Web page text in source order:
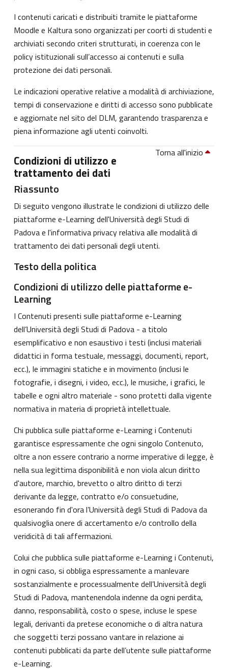
I contenuti caricati e distribuiti tramite le piattaforme
Moodle e Kaltura sono organizzati per coorti di studenti e
archiviati secondo criteri strutturati, in coerenza con le
policy istituzionali sull’accesso ai contenuti e sulla
protezione dei dati personali.
Le indicazioni operative relative a modalità di archiviazione,
tempi di conservazione e diritti di accesso sono pubblicate
e aggiornate nel sito del DLM, garantendo trasparenza e
piena informazione agli utenti coinvolti.
Torna all'inizio
Condizioni di utilizzo e
trattamento dei dati
Riassunto
Di seguito vengono illustrate le condizioni di utilizzo delle
piattaforme e-Learning dell'Università degli Studi di
Padova e l'informativa privacy relativa alle modalità di
trattamento dei dati personali degli utenti.
Testo della politica
Condizioni di utilizzo delle piattaforme e-
Learning
I Contenuti presenti sulle piattaforme e-Learning
dell’Università degli Studi di Padova - a titolo
esemplificativo e non esaustivo i testi (inclusi materiali
didattici in forma testuale, messaggi, documenti, report,
ecc.), le immagini statiche e in movimento (inclusi le
fotografie, i disegni, i video, ecc.), le musiche, i grafici, le
tabelle e ogni altro materiale - sono protetti dalla vigente
normativa in materia di proprietà intellettuale.
Chi pubblica sulle piattaforme e-Learning i Contenuti
garantisce espressamente che ogni singolo Contenuto,
oltre a non essere contrario a norme imperative di legge, è
nella sua legittima disponibilità e non viola alcun diritto
d'autore, marchio, brevetto o altro diritto di terzi
derivante da legge, contratto e/o consuetudine,
esonerando fin d'ora l’Università degli Studi di Padova da
qualsivoglia onere di accertamento e/o controllo della
veridicità di tali affermazioni.
Colui che pubblica sulle piattaforme e-Learning i Contenuti,
in ogni caso, si obbliga espressamente a manlevare
sostanzialmente e processualmente dell’Università degli
Studi di Padova, mantenendola indenne da ogni perdita,
danno, responsabilità, costo o spese, incluse le spese
legali, derivanti da pretese economiche o di altra natura
che soggetti terzi possano vantare in relazione ai
contenuti pubblicati da parte dell’utente sulle piattaforme
e-Learning.